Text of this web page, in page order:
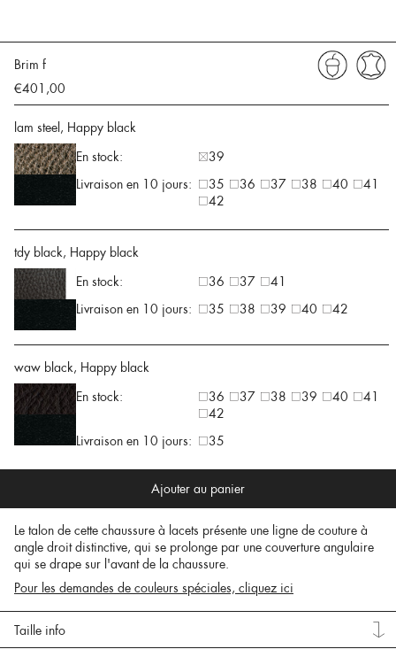
Brim f
€401,00
lam steel, Happy black
En stock:
39
Livraison en 10 jours:
35 36 37 38 40
41
42
tdy black, Happy black
En stock:
36 37
41
Livraison en 10 jours:
35 38 39 40 42
waw black, Happy black
En stock:
36 37 38 39 40
41
42
Livraison en 10 jours:
35
Ajouter au panier
Le talon de cette chaussure à lacets présente une ligne de couture à
angle droit distinctive, qui se prolonge par une couverture angulaire
qui se drape sur l'avant de la chaussure.
Pour les demandes de couleurs spéciales, cliquez ici
Taille info